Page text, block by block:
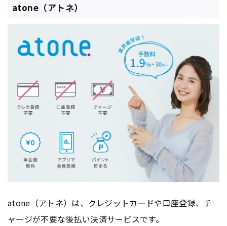
atone（アトネ）
atone（アトネ）は、クレジットカードや口座登録、チ
ャージが不要な後払い決済サービスです。